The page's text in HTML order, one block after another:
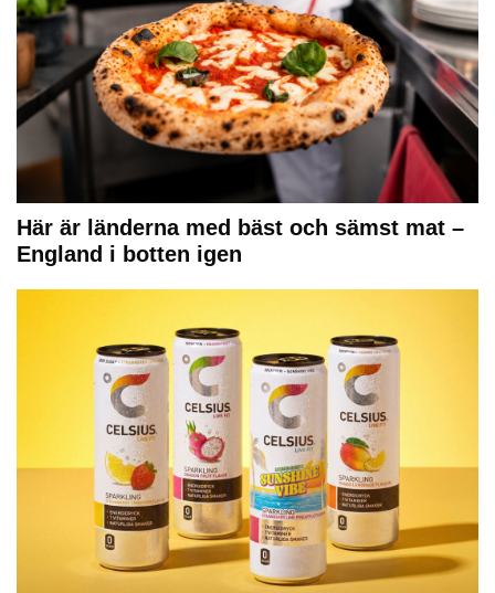
Här är länderna med bäst och sämst mat –
England i botten igen